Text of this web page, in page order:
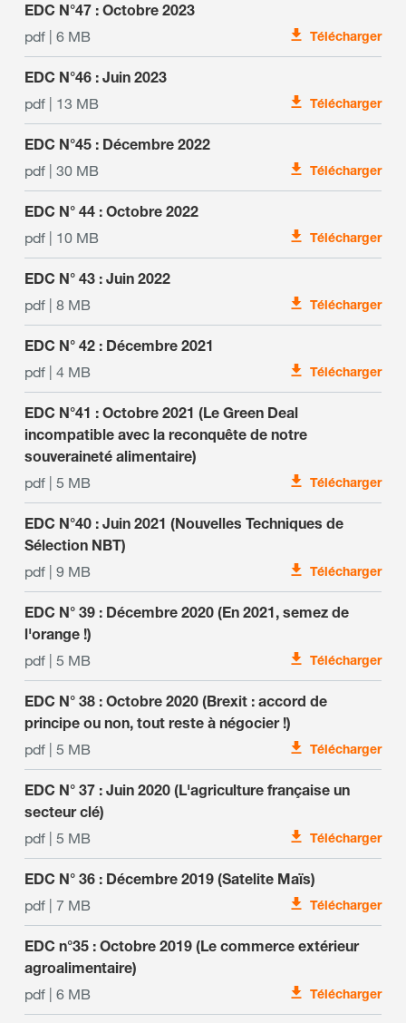
EDC N°47 : Octobre 2023
pdf | 6 MB
Télécharger
EDC N°46 : Juin 2023
pdf | 13 MB
Télécharger
EDC N°45 : Décembre 2022
pdf | 30 MB
Télécharger
EDC N° 44 : Octobre 2022
pdf | 10 MB
Télécharger
EDC N° 43 : Juin 2022
pdf | 8 MB
Télécharger
EDC N° 42 : Décembre 2021
pdf | 4 MB
Télécharger
EDC N°41 : Octobre 2021 (Le Green Deal
incompatible avec la reconquête de notre
souveraineté alimentaire)
pdf | 5 MB
Télécharger
EDC N°40 : Juin 2021 (Nouvelles Techniques de
Sélection NBT)
pdf | 9 MB
Télécharger
EDC N° 39 : Décembre 2020 (En 2021, semez de
l'orange !)
pdf | 5 MB
Télécharger
EDC N° 38 : Octobre 2020 (Brexit : accord de
principe ou non, tout reste à négocier !)
pdf | 5 MB
Télécharger
EDC N° 37 : Juin 2020 (L'agriculture française un
secteur clé)
pdf | 5 MB
Télécharger
EDC N° 36 : Décembre 2019 (Satelite Maïs)
pdf | 7 MB
Télécharger
EDC n°35 : Octobre 2019 (Le commerce extérieur
agroalimentaire)
pdf | 6 MB
Télécharger